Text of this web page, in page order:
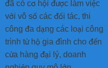
đã có cơ hội được làm việc
với vô số các đối tác, thi
công đa dạng các loại công
trình từ hộ gia đình cho đến
cửa hàng đại lý, doanh